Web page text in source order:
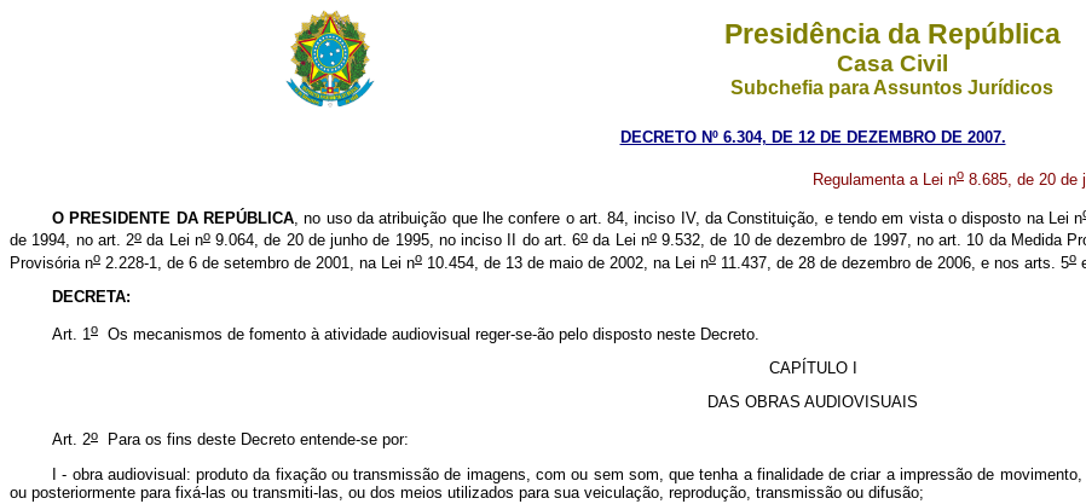
Presidência da República
Casa Civil
Subchefia para Assuntos Jurídicos
DECRETO Nº 6.304, DE 12 DE DEZEMBRO DE 2007.
Regulamenta a Lei no 8.685, de 20 de
O PRESIDENTE DA REPÚBLICA, no uso da atribuição que lhe confere o art. 84, inciso IV, da Constituição, e tendo em vista o disposto na Lei n
de 1994, no art. 2o da Lei no9.064, de 20 de junho de 1995, no inciso II do art. 6oda Lei no9.532, de 10 de dezembro de 1997, no art. 10 da Medida
Provisória no 2.228-1, de 6 de setembro de 2001, na Lei no 10.454, de 13 de maio de 2002, na Lei no 11.437, de 28 de dezembro de 2006, e nos arts. 5o
DECRETA:
Art. 1o
Os mecanismos de fomento à atividade audiovisual reger-se-ão pelo disposto neste Decreto.
CAPÍTULO I
DAS OBRAS AUDIOVISUAIS
Art. 2o
Para os fins deste Decreto entende-se por:
I - obra audiovisual: produto da fixação ou transmissão de imagens, com ou sem som, que tenha a finalidade de criar a impressão de
ou posteriormente para fixá-las ou transmiti-las, ou dos meios utilizados para sua veiculação, reprodução, transmissão ou difusão;